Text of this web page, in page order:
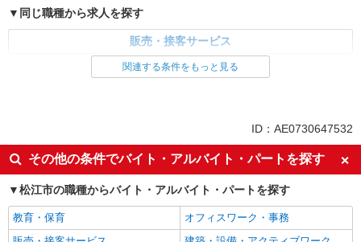
同じ職種から求人を探す
販売・接客サービス
関連する条件をもっと見る
ID：AE0730647532
その他の条件でバイト・アルバイト・パートを探す
松江市の職種からバイト・アルバイト・パートを探す
教育・保育
オフィスワーク・事務